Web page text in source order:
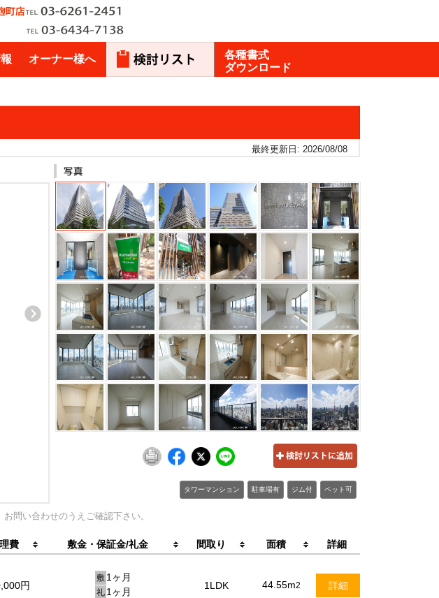
オーナー様へ
各種書式
ダウンロード
最終更新日: 2026/08/08
タワーマンション 駐車場有 ジム付 ペット可
問い合わせのうえご確認下さい。
費 敷金・保証金/礼金 間取り 面積 詳細
円
敷 1ヶ月
礼 1ヶ月
1LDK 44.55m2 詳細